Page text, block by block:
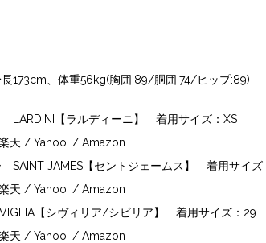
173cm、体重56kg(胸囲:89/胴囲:74/ヒップ:89)
LARDINI【ラルディーニ】
着用サイズ：XS
天 / Yahoo! / Amazon
SAINT JAMES【セントジェームス】
着用サイズ
天 / Yahoo! / Amazon
【シヴィリア/シビリア】
着用サイズ：29
天 / Yahoo! / Amazon